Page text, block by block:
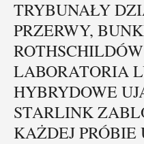
TRYBUNAŁY
PRZERWY,
LABORATORIA
HYBRYDOWE
STARLINK
KAŻDEJ